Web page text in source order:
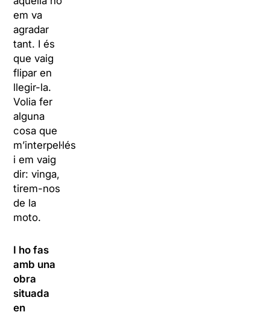
em va
agradar
tant. I és
que vaig
flipar en
llegir-la.
Volia fer
alguna
cosa que
m’interpel·lés
i em vaig
dir: vinga,
tirem-nos
de la
moto.
I ho fas
amb una
obra
situada
en